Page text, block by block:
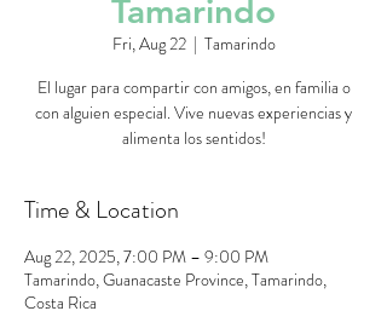
Tamarindo
Fri, Aug 22
  |
Tamarindo
El lugar para compartir con amigos, en familia o
con alguien especial. Vive nuevas experiencias y
alimenta los sentidos!
Time & Location
Aug 22, 2025, 7:00 PM – 9:00 PM
Tamarindo, Guanacaste Province, Tamarindo,
Costa Rica